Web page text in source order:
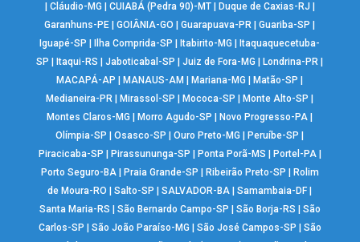
Cláudio-MG CUIABÁ (Pedra 90)-MT| Duque de Caxias-RJ
Garanhuns-PE |GOIÂNIA-GO |Guarapuava-PR |Guariba-SP
Iguapé-SP
Ilha Comprida-SP Itabirito-MG
Itaquaquecetuba-
SP
Itaqui-RS |Jaboticabal-SP |Juiz de Fora-MG Londrina-PR
MACAPÁ-AP
MANAUS-AM Mariana-MG Matão-SP
Medianeira-PR
Mirassol-SP Mococa-SP Monte Alto-SP
Montes Claros-MG
Morro Agudo-SP Novo Progresso-PA
Olímpia-SP
|Osasco-SP |Ouro Preto-MG Peruíbe-SP
Piracicaba-SP
Pirassununga-SP Ponta Porã-MS Portel-PA|
Porto Seguro-BA| Praia Grande-SP Ribeirão Preto-SP
Rolim
de Moura-RO
|Salto-SP |SALVADOR-BA |Samambaia-DF
Santa Maria-RS
São Bernardo Campo-SP São Borja-RS
São
Carlos-SP
São João Paraíso-MG São José Campos-SP
São